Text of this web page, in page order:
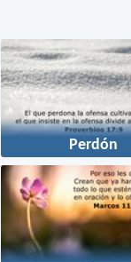
Perdón